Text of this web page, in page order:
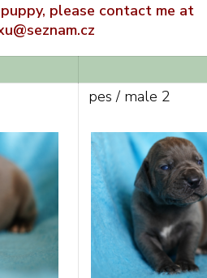
please contact me at
pes / male 2